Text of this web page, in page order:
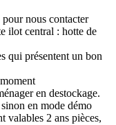
nous contacter
ilot central : hotte de
qui présentent un bon
en destockage.
en mode démo
valables 2 ans pièces,